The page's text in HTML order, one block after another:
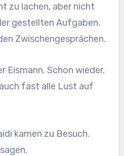
zu lachen, aber nicht
gestellten Aufgaben.
Zwischengesprächen.
Eismann. Schon wieder.
fast alle Lust auf
kamen zu Besuch.